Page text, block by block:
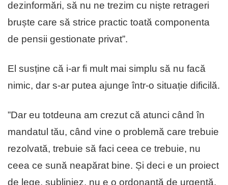
dezinformări, să nu ne trezim cu niște retrageri
bruște care să strice practic toată componenta
de pensii gestionate privat”.
El susține că i-ar fi mult mai simplu să nu facă
nimic, dar s-ar putea ajunge într-o situație dificilă.
”Dar eu totdeuna am crezut că atunci când în
mandatul tău, când vine o problemă care trebuie
rezolvată, trebuie să faci ceea ce trebuie, nu
ceea ce sună neapărat bine. Și deci e un proiect
de lege, subliniez, nu e o ordonanță de urgență,